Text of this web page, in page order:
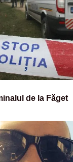
de la Făget